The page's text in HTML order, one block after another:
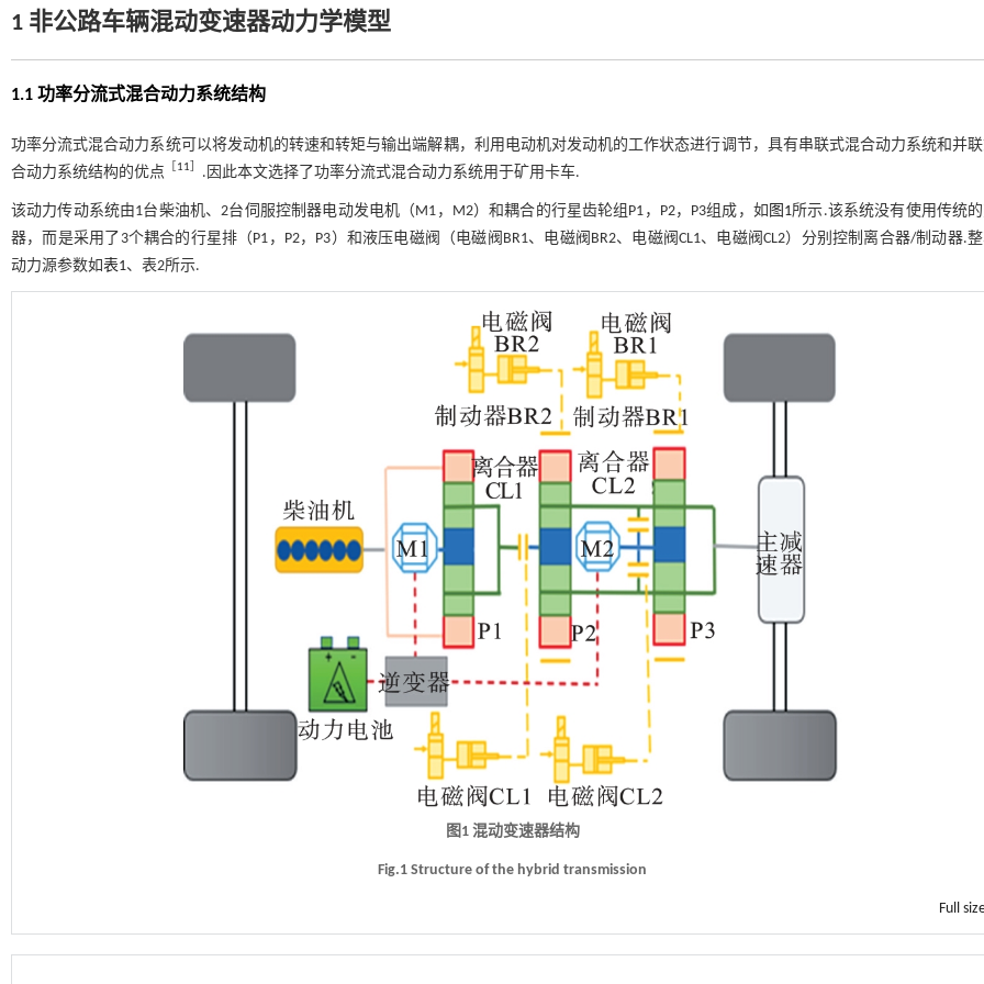
1 非公路车辆混动变速器动力学模型
1.1 功率分流式混合动力系统结构
功率分流式混合动力系统可以将发动机的转速和转矩与输出端解耦，利用电动机对发动机的工作状态进行调节，具有串联式混合动力系统和并
合动力系统结构的优点 ［11］ .因此本文选择了功率分流式混合动力系统用于矿用卡车.
该动力传动系统由1台柴油机、2台伺服控制器电动发电机（M1，M2）和耦合的行星齿轮组P1，P2，P3组成，如 图1所示.该系统没有使用传统
器，而是采用了3个耦合的行星排（P1，P2，P3）和液压电磁阀（电磁阀BR1、电磁阀BR2、电磁阀CL1、电磁阀CL2）分别控制离合器/制动器.
动力源参数如表1、表2所示.
图1 混动变速器结构
Fig.1 Structure of the hybrid transmission
Full